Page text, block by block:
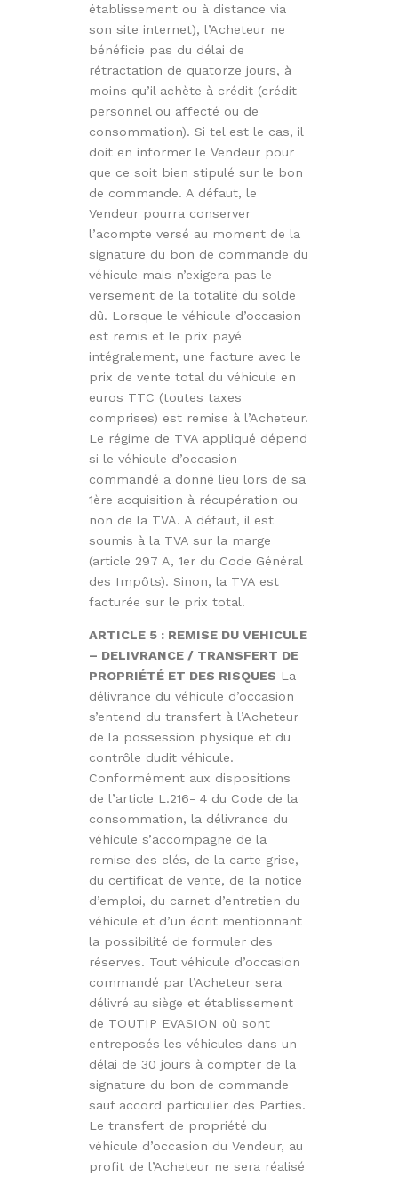
établissement ou à distance via
son site internet), l’Acheteur ne
bénéficie pas du délai de
rétractation de quatorze jours, à
moins qu’il achète à crédit (crédit
personnel ou affecté ou de
consommation). Si tel est le cas, il
doit en informer le Vendeur pour
que ce soit bien stipulé sur le bon
de commande. A défaut, le
Vendeur pourra conserver
l’acompte versé au moment de la
signature du bon de commande du
véhicule mais n’exigera pas le
versement de la totalité du solde
dû. Lorsque le véhicule d’occasion
est remis et le prix payé
intégralement, une facture avec le
prix de vente total du véhicule en
euros TTC (toutes taxes
comprises) est remise à l’Acheteur.
Le régime de TVA appliqué dépend
si le véhicule d’occasion
commandé a donné lieu lors de sa
1ère acquisition à récupération ou
non de la TVA. A défaut, il est
soumis à la TVA sur la marge
(article 297 A, 1er du Code Général
des Impôts). Sinon, la TVA est
facturée sur le prix total.
ARTICLE 5 : REMISE DU VEHICULE
– DELIVRANCE / TRANSFERT DE
PROPRIÉTÉ ET DES RISQUES La
délivrance du véhicule d’occasion
s’entend du transfert à l’Acheteur
de la possession physique et du
contrôle dudit véhicule.
Conformément aux dispositions
de l’article L.216- 4 du Code de la
consommation, la délivrance du
véhicule s’accompagne de la
remise des clés, de la carte grise,
du certificat de vente, de la notice
d’emploi, du carnet d’entretien du
véhicule et d’un écrit mentionnant
la possibilité de formuler des
réserves. Tout véhicule d’occasion
commandé par l’Acheteur sera
délivré au siège et établissement
de TOUTIP EVASION où sont
entreposés les véhicules dans un
délai de 30 jours à compter de la
signature du bon de commande
sauf accord particulier des Parties.
Le transfert de propriété du
véhicule d’occasion du Vendeur, au
profit de l’Acheteur ne sera réalisé